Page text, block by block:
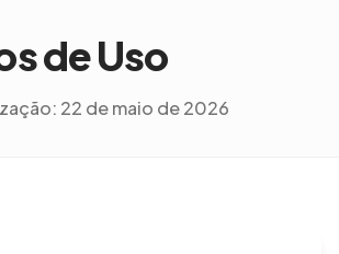
de Uso
22 de maio de 2026